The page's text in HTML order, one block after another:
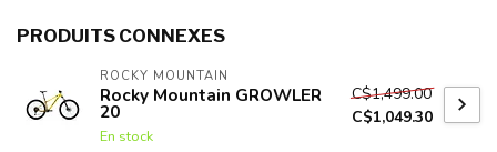
PRODUITS CONNEXES
ROCKY MOUNTAIN
Rocky Mountain GROWLER
20
En stock
C$1,499.00
C$1,049.30